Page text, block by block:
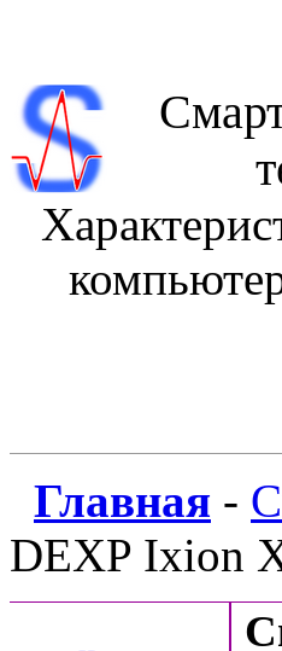
Главная -
DEXP Ixion